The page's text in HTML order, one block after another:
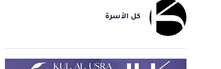
كل الأسرة